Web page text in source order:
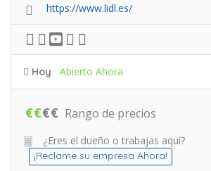
https://www.lidl.es/
Hoy Abierto Ahora
€€€€ Rango de precios
¿Eres el dueño o trabajas aquí?
¡Reclame su empresa Ahora!